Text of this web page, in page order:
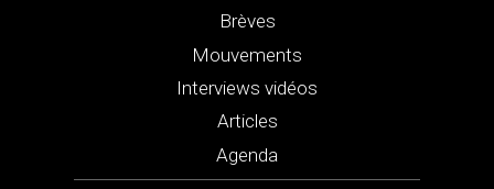
Brèves
Mouvements
Interviews vidéos
Articles
Agenda